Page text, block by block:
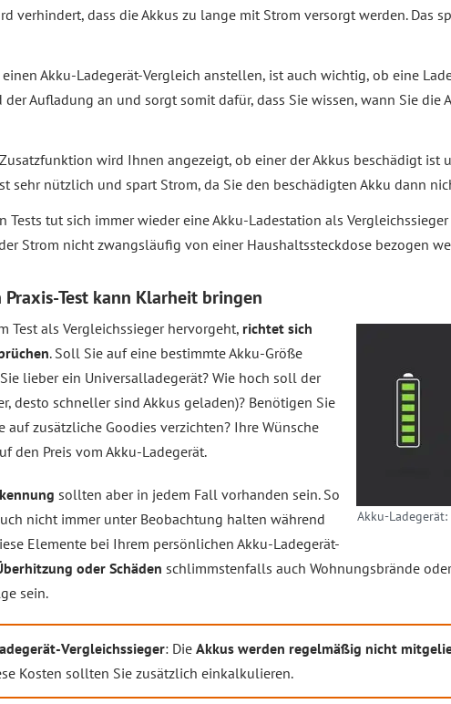
verhindert, dass die Akkus zu lange mit Strom versorgt werden. Das
einen Akku-Ladegerät-Vergleich anstellen, ist auch wichtig, ob eine
Aufladung an und sorgt somit dafür, dass Sie wissen, wann Sie die
wird Ihnen angezeigt, ob einer der Akkus beschädigt ist
sehr nützlich und spart Strom, da Sie den beschädigten Akku dann
Tests tut sich immer wieder eine Akku-Ladestation als
Strom nicht zwangsläufig von einer Haushaltssteckdose bezogen
Test kann Klarheit bringen
Akku-
Test als Vergleichssieger hervorgeht, richtet sich
. Soll Sie auf eine bestimmte Akku-Größe
lieber ein Universalladegerät? Wie hoch soll der
desto schneller sind Akkus geladen)? Benötigen Sie
auf zusätzliche Goodies verzichten? Ihre Wünsche
den Preis vom Akku-Ladegerät.
sollten aber in jedem Fall vorhanden sein. So
nicht immer unter Beobachtung halten während
Elemente bei Ihrem persönlichen Akku-Ladegerät-
oder Schäden schlimmstenfalls auch Wohnungsbrände
sein.
Vergleichssieger: Die Akkus werden regelmäßig nicht
Kosten sollten Sie zusätzlich einkalkulieren.